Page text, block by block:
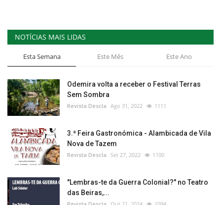
NOTÍCIAS MAIS LIDAS
Esta Semana Este Mês Este Ano
Odemira volta a receber o Festival Terras
Sem Sombra
Revista Descla Ago 31, 2022 1111
3.ª Feira Gastronómica - Alambicada de Vila
Nova de Tazem
Revista Descla Set 27, 2022 1100
"Lembras-te da Guerra Colonial?" no Teatro
das Beiras,...